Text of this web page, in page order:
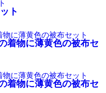
ト
物に薄黄色の被布セ
物に薄黄色の被布セ